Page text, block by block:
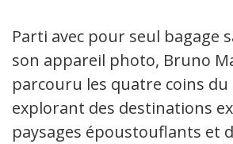
Parti avec pour seul bagage
son appareil photo, Bruno
parcouru les quatre coins du
explorant des destinations
paysages époustouflants et